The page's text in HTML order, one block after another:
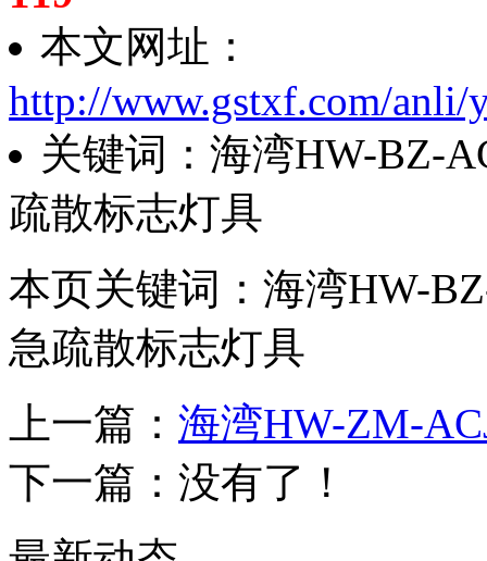
本文网址：
http://www.gstxf.com/anli/
关键词：海湾HW-BZ-
疏散标志灯具
本页关键词：海湾HW-
急疏散标志灯具
上一篇： 海湾HW-ZM-
下一篇：没有了！